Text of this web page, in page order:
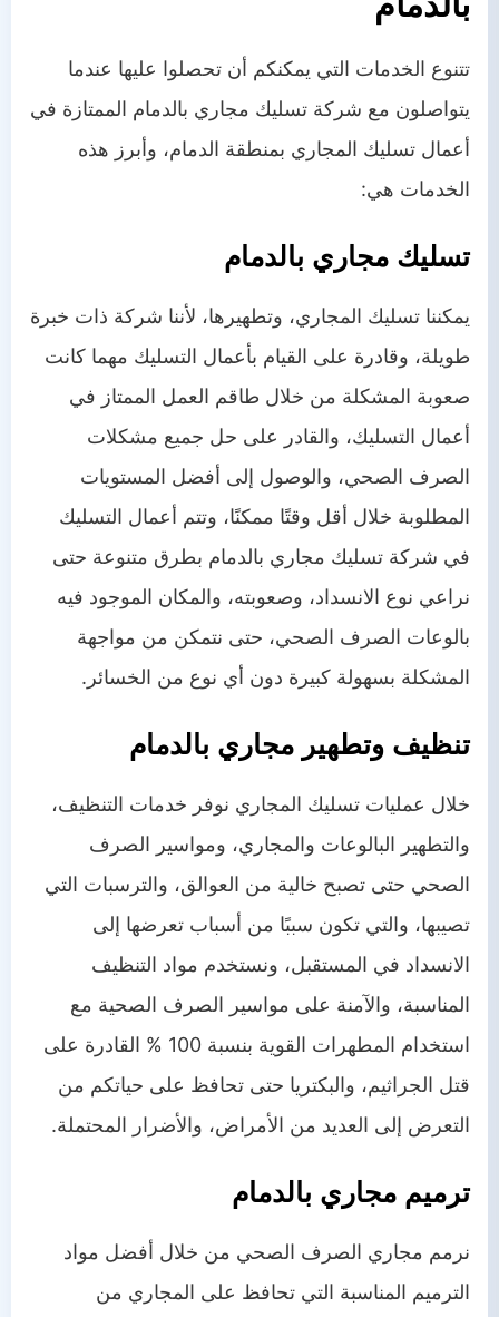
تتنوع الخدمات التي يمكنكم أن تحصلوا عليها عندما
يتواصلون مع شركة تسليك مجاري بالدمام الممتازة في
أعمال تسليك المجاري بمنطقة الدمام، وأبرز هذه
الخدمات هي:
تسليك مجاري بالدمام
يمكننا تسليك المجاري، وتطهيرها، لأننا شركة ذات خبرة
طويلة، وقادرة على القيام بأعمال التسليك مهما كانت
صعوبة المشكلة من خلال طاقم العمل الممتاز في
أعمال التسليك، والقادر على حل جميع مشكلات
الصرف الصحي، والوصول إلى أفضل المستويات
المطلوبة خلال أقل وقتًا ممكنًا، وتتم أعمال التسليك
في شركة تسليك مجاري بالدمام بطرق متنوعة حتى
نراعي نوع الانسداد، وصعوبته، والمكان الموجود فيه
بالوعات الصرف الصحي، حتى نتمكن من مواجهة
المشكلة بسهولة كبيرة دون أي نوع من الخسائر.
تنظيف وتطهير مجاري بالدمام
خلال عمليات تسليك المجاري نوفر خدمات التنظيف،
والتطهير البالوعات والمجاري، ومواسير الصرف
الصحي حتى تصبح خالية من العوالق، والترسبات التي
تصيبها، والتي تكون سببًا من أسباب تعرضها إلى
الانسداد في المستقبل، ونستخدم مواد التنظيف
المناسبة، والآمنة على مواسير الصرف الصحية مع
استخدام المطهرات القوية بنسبة 100 % القادرة على
قتل الجراثيم، والبكتريا حتى تحافظ على حياتكم من
التعرض إلى العديد من الأمراض، والأضرار المحتملة.
ترميم مجاري بالدمام
نرمم مجاري الصرف الصحي من خلال أفضل مواد
الترميم المناسبة التي تحافظ على المجاري من